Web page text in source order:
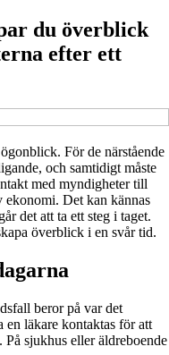
du överblick
efter ett
För de närstående
och samtidigt måste
med myndigheter till
ekonomi. Det kan kännas
det att ta ett steg i taget.
överblick i en svår tid.
beror på var det
en läkare kontaktas för att
sjukhus eller äldreboende